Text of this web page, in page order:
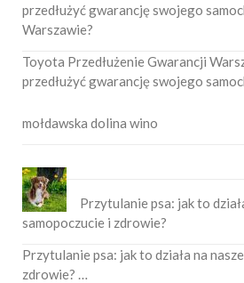
przedłużyć gwarancję swojego
Warszawie?
Toyota Przedłużenie Gwarancji
przedłużyć gwarancję swojego
mołdawska dolina wino
Przytulanie psa: jak to
samopoczucie i zdrowie?
Przytulanie psa: jak to działa na
zdrowie? …